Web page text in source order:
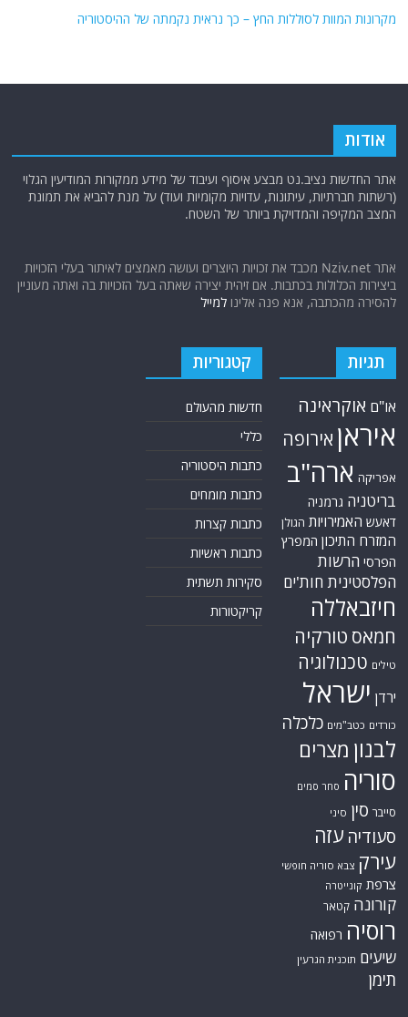
מקרונות המוות לסוללות החץ – כך נראית נקמתה של ההיסטוריה
אודות
אתר החדשות נציב.נט מבצע איסוף ועיבוד של מידע ממקורות המודיעין הגלוי
(רשתות חברתיות, עיתונות, עדויות מקומיות ועוד) על מנת להביא את תמונת
המצב המקיפה והמדויקת ביותר של השטח.
אתר Nziv.net מכבד את זכויות היוצרים ועושה מאמצים לאיתור בעלי הזכויות
ביצירות הכלולות בכתבות. אם זיהית יצירה שאתה בעל הזכויות בה ואתה מעוניין
להסירה מהכתבה, אנא פנה אלינולמייל
תגיות
או"ם אוקראינה
איראן אירופה
אפריקה ארה"ב
בריטניה גרמניה
דאעש האמירויות הגולן
המזרח התיכון המפרץ
הפרסי הרשות
הפלסטינית חות'ים
חיזבאללה
חמאס טורקיה
טילים טכנולוגיה
ירדן ישראל
כורדים כטב"מים כלכלה
לבנון מצרים
סוריה סחר סמים
סייבר סין סיני
סעודיה עזה
עירק צבא סוריה חופשי
צרפת קונייטרה
קורונה קטאר
רוסיה רפואה
שיעים תוכנית הגרעין
תימן
קטגוריות
חדשות מהעולם
כללי
כתבות היסטוריה
כתבות מומחים
כתבות קצרות
כתבות ראשיות
סקירות תשתית
קריקטורות